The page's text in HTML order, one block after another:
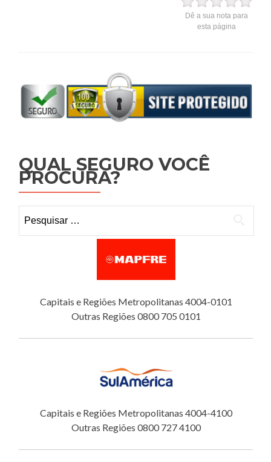
Dê a sua nota para
esta página
QUAL SEGURO VOCÊ
PROCURA?
Capitais e Regiões Metropolitanas 4004-0101
Outras Regiões 0800 705 0101
Capitais e Regiões Metropolitanas 4004-4100
Outras Regiões 0800 727 4100